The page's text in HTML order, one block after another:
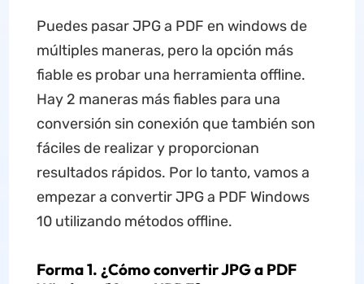
Puedes pasar JPG a PDF en windows de
múltiples maneras, pero la opción más
fiable es probar una herramienta offline.
Hay 2 maneras más fiables para una
conversión sin conexión que también son
fáciles de realizar y proporcionan
resultados rápidos. Por lo tanto, vamos a
empezar a convertir JPG a PDF Windows
10 utilizando métodos offline.
Forma 1. ¿Cómo convertir JPG a PDF